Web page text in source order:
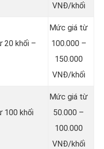
VNĐ/khối
20 khối –
Mức giá từ
100.000 –
150.000
VNĐ/khối
100 khối
Mức giá từ
50.000 –
100.000
VNĐ/khối